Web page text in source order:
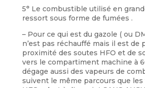
5° Le combustible utilisé en
ressort sous forme de fumées .
– Pour ce qui est du gazole ( ou
n’est pas réchauffé mais il est de
proximité des soutes HFO et de
vers le compartiment machine à
dégage aussi des vapeurs de
suivent le même parcours que les